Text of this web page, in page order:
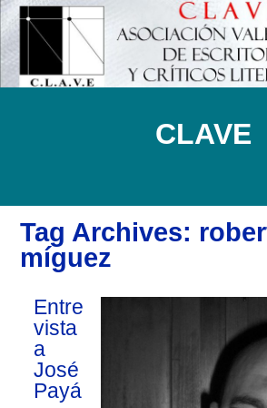
CLAVE
Tag Archives:
míguez
Entre
vista
a
José
Payá